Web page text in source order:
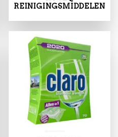
REINIGINGSMIDDELEN